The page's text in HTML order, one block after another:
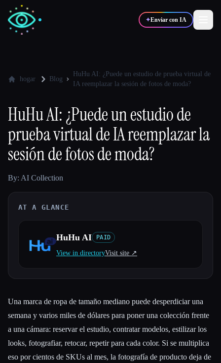
✦Enviar con IA
🎨Diseñadores
💻Desarrolladores Marketers
🎓Estudiantes 🎬 Creadores
Blog
Todas las categorías
hogar Blog
HuHu AI: ¿Puede un estudio de prueba virtual de
IA reemplazar la sesión de fotos de moda?
HuHu AI: ¿Puede un estudio de
prueba virtual de IA reemplazar la
sesión de fotos de moda?
By: AI Collection
AT A GLANCE
HuHu AI PAID
View in directoryVisit site ↗︎
Una marca de ropa de tamaño mediano puede desperdiciar una
semana y varios miles de dólares para poner una colección frente
a una cámara: reservar el estudio, contratar modelos, estilizar los
looks, fotografiar, retocar, repetir para cada color. Si se multiplica
eso por cientos de SKUs al mes, la fotografía de producto deja de